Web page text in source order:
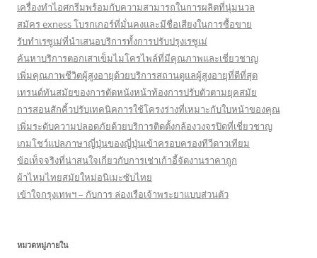
เครื่องทำไอศกรีมพร้อมกับความสามารถในการผลิตที่นุ่มนวล
สมัคร exness โบรกเกอร์ที่มั่นคงและมีชื่อเสียงในการซื้อขาย
รับทำเรซูเม่ที่นำเสนอบริการทั้งการปรับปรุงเรซูเม่
ค้นหาบริการตอกเสาเข็มไมโครไพล์ที่มีคุณภาพและเชี่ยวชาญ
เพิ่มคุณภาพชีวิตผู้สูงอายุด้วยบริการสถานดูแลผู้สูงอายุที่ดีที่สุด
เทรนด์ทันสมัยของการตัดหนังหน้าท้องการปรับตัวตามยุคสมัย
การสอนสักคิ้วปรับเทคนิคการใช้โครงร่างที่เหมาะกับใบหน้าของคุณ
เพิ่มระดับความปลอดภัยด้วยบริการติดตั้งกล้องวงจรปิดที่เชี่ยวชาญ
เกมโชว์แปลภาษาญี่ปุ่นของญี่ปุ่นเข้าครอบครองทีวีดาวเทียม
ข้อเท็จจริงที่น่าสนใจเกี่ยวกับการเช่าเก้าอี้จัดงานราคาถูก
ผ้าไหมไทยสมัยใหม่อนิเมะซับไทย
เข้าใจกรุงเทพฯ – กับการ ล่องเรือเจ้าพระยาแบบส่วนตัว
หมวดหมู่ภายใน